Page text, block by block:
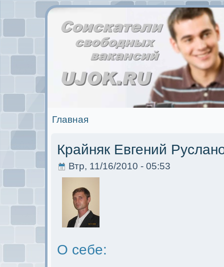
Главная
Крайняк Евгений
Втр, 11/16/2010 - 05:53
О себе: